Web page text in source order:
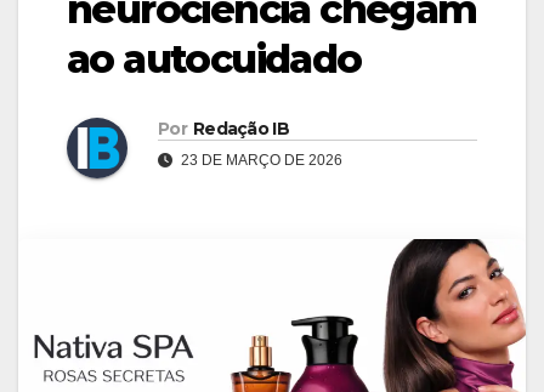
ao autocuidado
Por Redação IB
23 DE MARÇO DE 2026